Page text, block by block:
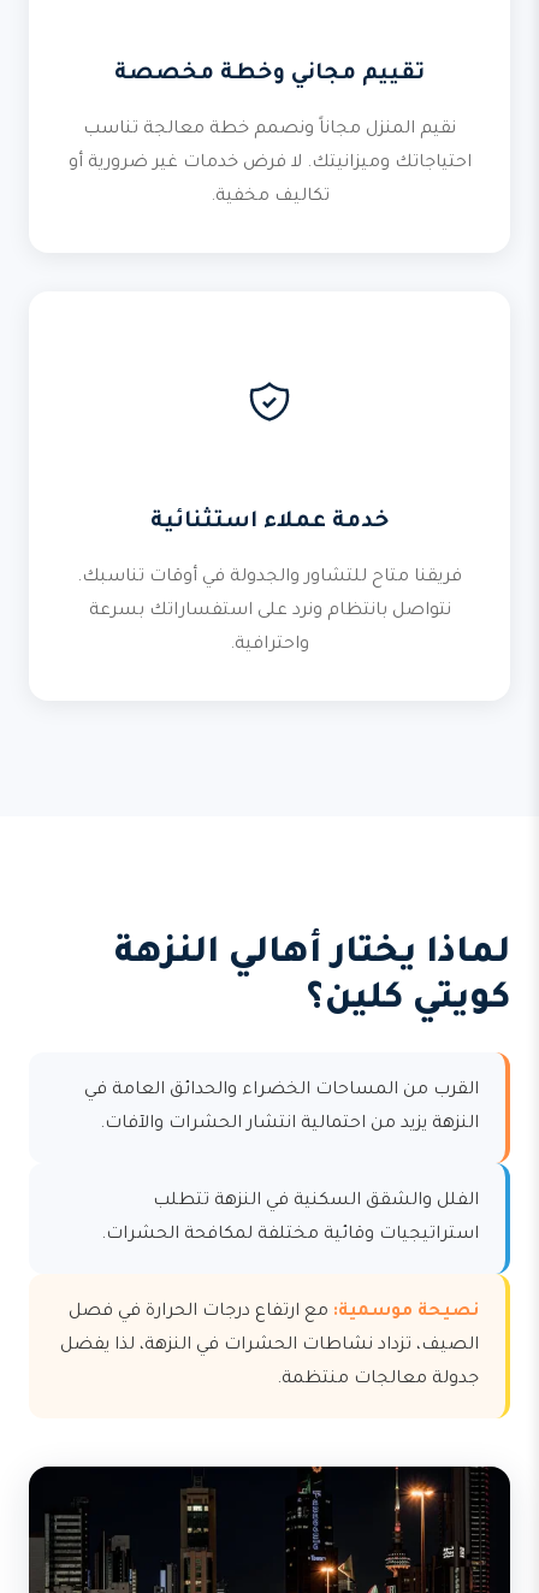
تقييم مجاني وخطة مخصصة
نقيم المنزل مجاناً ونصمم خطة معالجة تناسب
احتياجاتك وميزانيتك. لا فرض خدمات غير ضرورية أو
تكاليف مخفية.
خدمة عملاء استثنائية
فريقنا متاح للتشاور والجدولة في أوقات تناسبك.
نتواصل بانتظام ونرد على استفساراتك بسرعة
واحترافية.
لماذا يختار أهالي النزهة
كويتي كلين؟
القرب من المساحات الخضراء والحدائق العامة في
النزهة يزيد من احتمالية انتشار الحشرات والآفات.
الفلل والشقق السكنية في النزهة تتطلب
استراتيجيات وقائية مختلفة لمكافحة الحشرات.
نصيحة موسمية: مع ارتفاع درجات الحرارة في فصل
الصيف، تزداد نشاطات الحشرات في النزهة، لذا يفضل
جدولة معالجات منتظمة.